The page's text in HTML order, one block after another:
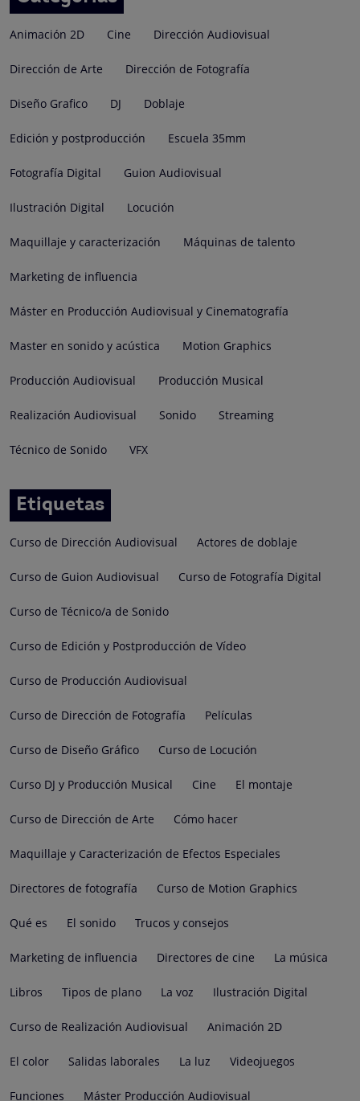
Animación 2D Cine Dirección Audiovisual
Dirección de Arte Dirección de Fotografía
Diseño Grafico DJ Doblaje
Edición y postproducción Escuela 35mm
Fotografía Digital Guion Audiovisual
Ilustración Digital Locución
Maquillaje y caracterización Máquinas de talento
Marketing de influencia
Máster en Producción Audiovisual y Cinematografía
Master en sonido y acústica Motion Graphics
Producción Audiovisual Producción Musical
Realización Audiovisual Sonido Streaming
Técnico de Sonido VFX
Etiquetas
Curso de Dirección Audiovisual Actores de doblaje
Curso de Guion Audiovisual Curso de Fotografía Digital
Curso de Técnico/a de Sonido
Curso de Edición y Postproducción de Vídeo
Curso de Producción Audiovisual
Curso de Dirección de Fotografía Películas
Curso de Diseño Gráfico Curso de Locución
Curso DJ y Producción Musical Cine El montaje
Curso de Dirección de Arte Cómo hacer
Maquillaje y Caracterización de Efectos Especiales
Directores de fotografía Curso de Motion Graphics
Qué es El sonido Trucos y consejos
Marketing de influencia Directores de cine La música
Libros Tipos de plano La voz Ilustración Digital
Curso de Realización Audiovisual Animación 2D
El color Salidas laborales La luz Videojuegos
Funciones Máster Producción Audiovisual